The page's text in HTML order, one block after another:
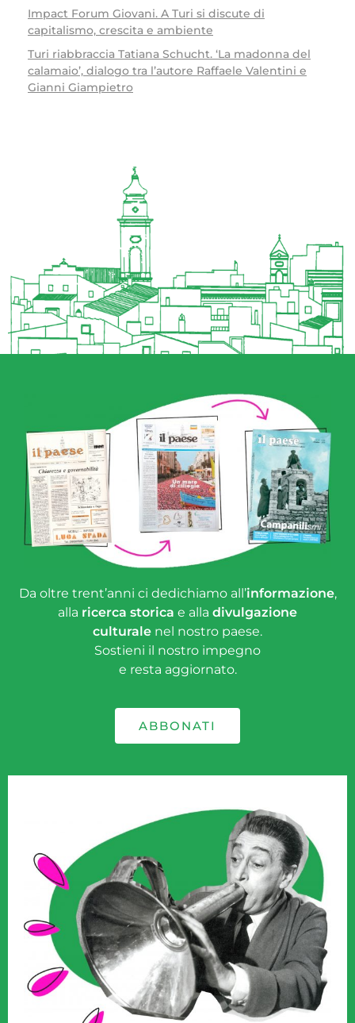
Impact Forum Giovani. A Turi si discute di
capitalismo, crescita e ambiente
Turi riabbraccia Tatiana Schucht. ‘La madonna del
calamaio’, dialogo tra l’autore Raffaele Valentini e
Gianni Giampietro
Da oltre trent’anni ci dedichiamo all’informazione,
alla ricerca storica e alla divulgazione
culturale nel nostro paese.
Sostieni il nostro impegno
e resta aggiornato.
ABBONATI